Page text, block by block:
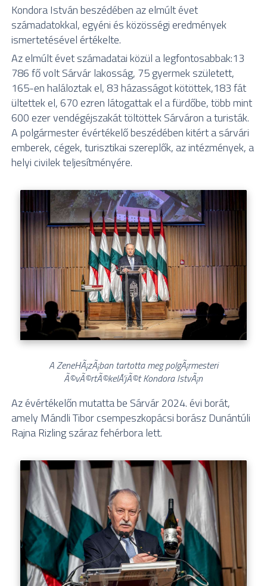
Kondora István beszédében az elmúlt évet
számadatokkal, egyéni és közösségi eredmények
ismertetésével értékelte.
Az elmúlt évet számadatai közül a legfontosabbak:13
786 fő volt Sárvár lakosság, 75 gyermek született,
165-en haláloztak el, 83 házasságot kötöttek,183 fát
ültettek el, 670 ezren látogattak el a fürdőbe, több mint
600 ezer vendégéjszakát töltöttek Sárváron a turisták.
A polgármester évértékelő beszédében kitért a sárvári
emberek, cégek, turisztikai szereplők, az intézmények, a
helyi civilek teljesítményére.
A ZeneHÃ¡zÃ¡ban tartotta meg polgÃ¡rmesteri
Ã©vÃ©rtÃ©kelÅ‘jÃ©t Kondora IstvÃ¡n
Az évértékelőn mutatta be Sárvár 2024. évi borát,
amely Mándli Tibor csempeszkopácsi borász Dunántúli
Rajna Rizling száraz fehérbora lett.